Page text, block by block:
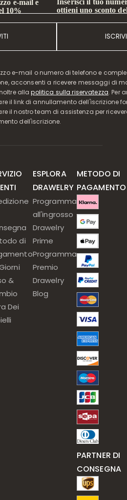
e-mail e
10%
Inserisci il tuo
ottieni uno sconto
e-mail o numero di telefono e
acconsenti a ricevere messaggi di
allapolitica sulla riservatezza. Per
il link di annullamento dell'iscrizione
il nostro team di assistenza per
dell'iscrizione.
di
&
Dei
ESPLORA
DRAWELRY
Programma
all'ingrosso
Drawelry
Prime
Programma
Premio
Drawelry
Blog
METODO DI
PAGAMENTO
PARTNER DI
CONSEGNA